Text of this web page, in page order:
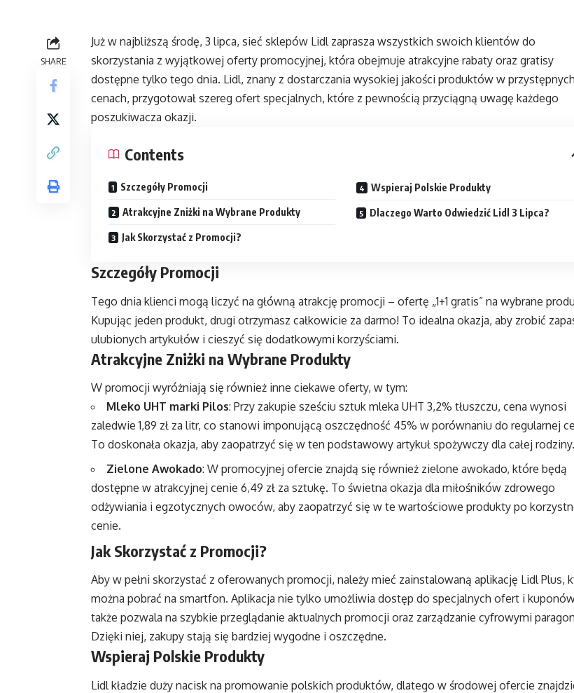
SHARE
Już w najbliższą środę, 3 lipca, sieć sklepów Lidl zaprasza wszystkich swoich klientów do
skorzystania z wyjątkowej oferty promocyjnej, która obejmuje atrakcyjne rabaty oraz gratisy
dostępne tylko tego dnia. Lidl, znany z dostarczania wysokiej jakości produktów w przystępnych
cenach, przygotował szereg ofert specjalnych, które z pewnością przyciągną uwagę każdego
poszukiwacza okazji.
Contents
Szczegóły Promocji
Atrakcyjne Zniżki na Wybrane Produkty
Jak Skorzystać z Promocji?
Wspieraj Polskie Produkty
Dlaczego Warto Odwiedzić Lidl 3 Lipca?
Szczegóły Promocji
Tego dnia klienci mogą liczyć na główną atrakcję promocji – ofertę „1+1 gratis” na wybrane
Kupując jeden produkt, drugi otrzymasz całkowicie za darmo! To idealna okazja, aby zrobić
ulubionych artykułów i cieszyć się dodatkowymi korzyściami.
Atrakcyjne Zniżki na Wybrane Produkty
W promocji wyróżniają się również inne ciekawe oferty, w tym:
Mleko UHT marki Pilos: Przy zakupie sześciu sztuk mleka UHT 3,2% tłuszczu, cena wynosi
zaledwie 1,89 zł za litr, co stanowi imponującą oszczędność 45% w porównaniu do regularnej
To doskonała okazja, aby zaopatrzyć się w ten podstawowy artykuł spożywczy dla całej rodziny.
Zielone Awokado: W promocyjnej ofercie znajdą się również zielone awokado, które będą
dostępne w atrakcyjnej cenie 6,49 zł za sztukę. To świetna okazja dla miłośników zdrowego
odżywiania i egzotycznych owoców, aby zaopatrzyć się w te wartościowe produkty po
cenie.
Jak Skorzystać z Promocji?
Aby w pełni skorzystać z oferowanych promocji, należy mieć zainstalowaną aplikację Lidl Plus,
można pobrać na smartfon. Aplikacja nie tylko umożliwia dostęp do specjalnych ofert i
także pozwala na szybkie przeglądanie aktualnych promocji oraz zarządzanie cyfrowymi
Dzięki niej, zakupy stają się bardziej wygodne i oszczędne.
Wspieraj Polskie Produkty
Lidl kładzie duży nacisk na promowanie polskich produktów, dlatego w środowej ofercie